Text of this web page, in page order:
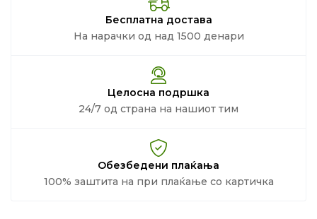
Бесплатна достава
На нарачки од над 1500 денари
Целосна подршка
24/7 од страна на нашиот тим
Обезбедени плаќања
100% заштита на при плаќање со картичка